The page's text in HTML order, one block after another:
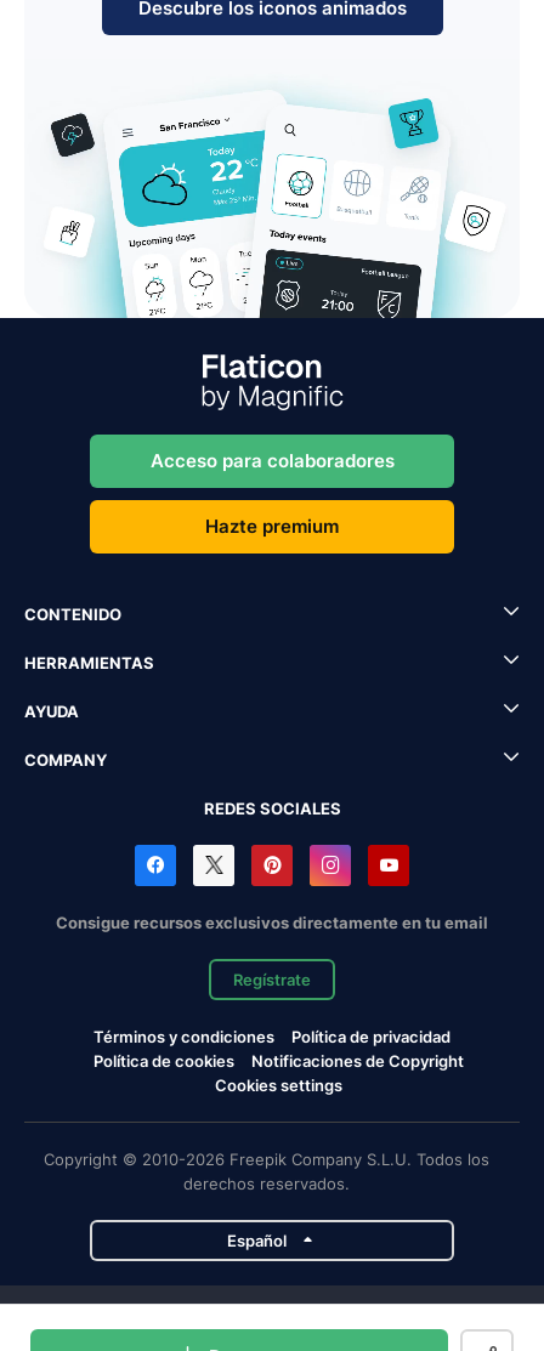
Descubre los iconos animados
Acceso para colaboradores
Hazte premium
CONTENIDO
HERRAMIENTAS
AYUDA
COMPANY
REDES SOCIALES
Consigue recursos exclusivos directamente en tu email
Regístrate
Términos y condiciones
Política de privacidad
Política de cookies
Notificaciones de Copyright
Cookies settings
Copyright © 2010-2026 Freepik Company S.L.U. Todos los
derechos reservados.
Español